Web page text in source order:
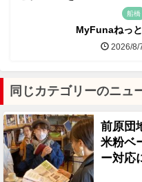
船橋
MyFunaねっと
2026/8/
同じカテゴリーのニュ
前原団
米粉ベ
ー対応